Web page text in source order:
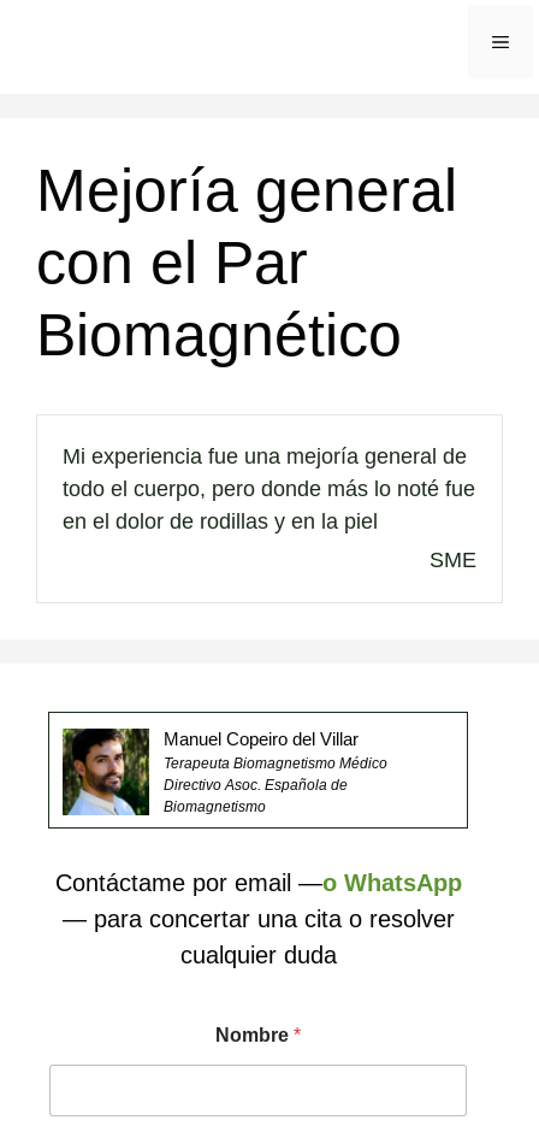
Mejoría general
con el Par
Biomagnético
Mi experiencia fue una mejoría general de
todo el cuerpo, pero donde más lo noté fue
en el dolor de rodillas y en la piel
SME
Manuel Copeiro del Villar
Terapeuta Biomagnetismo Médico
Directivo Asoc. Española de
Biomagnetismo
Contáctame por email —o WhatsApp
— para concertar una cita o resolver
cualquier duda
Nombre*